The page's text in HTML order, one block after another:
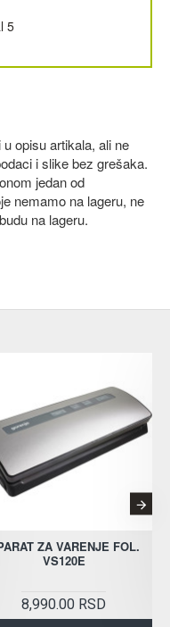
5
opisu artikala, ali ne
i slike bez grešaka.
jedan od
nemamo na lageru, ne
na lageru.
ZA VARENJE FOL.
VS120E
8,990.00 RSD